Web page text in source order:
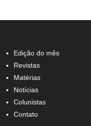
Edição do mês
Revistas
Matérias
Notícias
Colunistas
Contato